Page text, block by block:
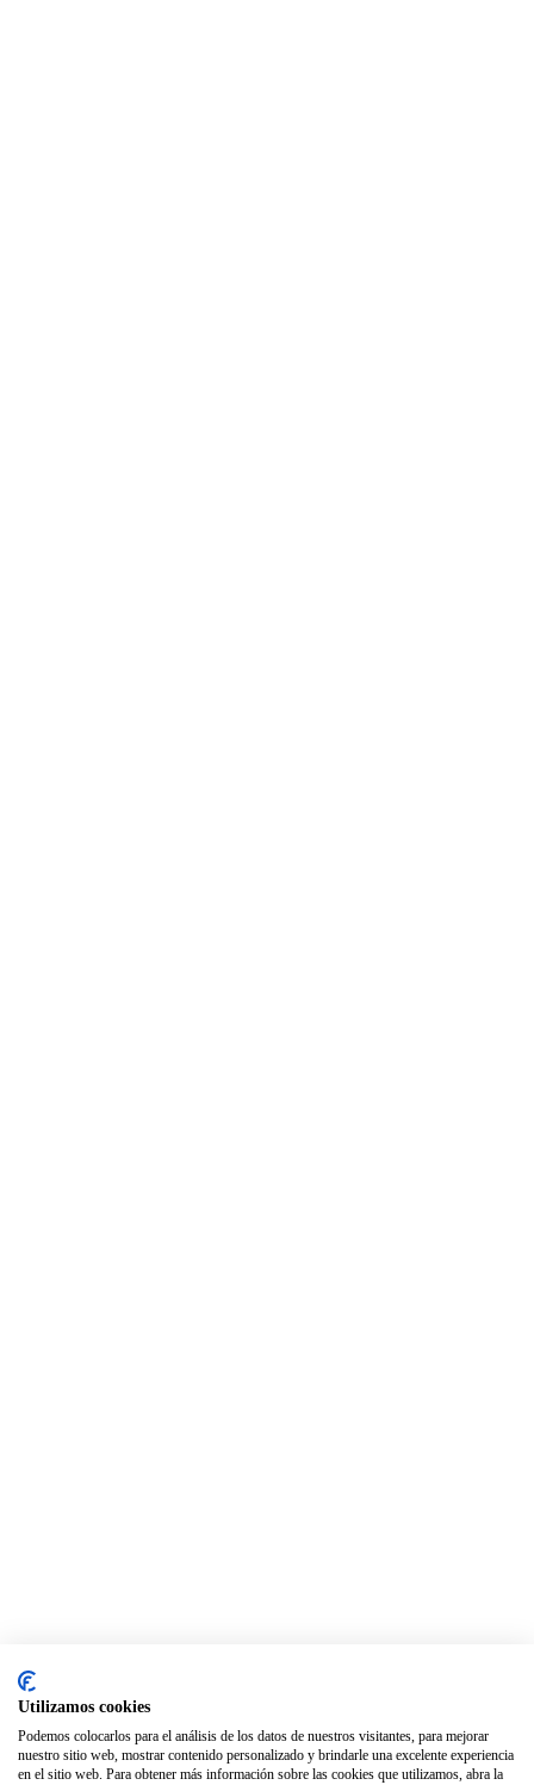
Utilizamos cookies
Podemos colocarlos para el análisis de los datos de nuestros visitantes, para mejorar
nuestro sitio web, mostrar contenido personalizado y brindarle una excelente experiencia
en el sitio web. Para obtener más información sobre las cookies que utilizamos, abra la